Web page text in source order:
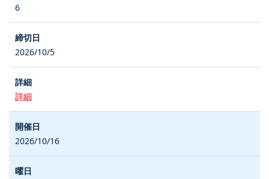
6
2026/10/5
詳細
2026/10/16